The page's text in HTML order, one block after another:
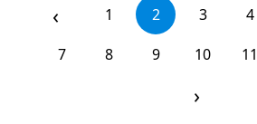
‹ 1 2 3 4
7
8 9 10 11
›